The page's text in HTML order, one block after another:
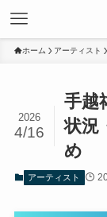
ホーム アーティスト
手越
状況
め
2026
4/16
アーティスト